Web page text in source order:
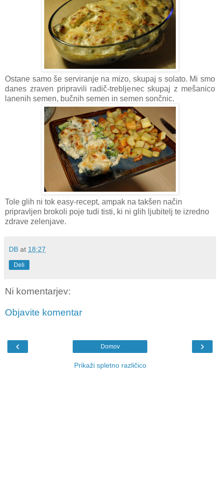
Ostane samo še serviranje na mizo, skupaj s solato. Mi smo
danes zraven pripravili radič-trebljenec skupaj z mešanico
lanenih semen, bučnih semen in semen sončnic.
Tole glih ni tok easy-recept, ampak na takšen način
pripravljen brokoli poje tudi tisti, ki ni glih ljubitelj te izredno
zdrave zelenjave.
DB at 18:27
Deli
Ni komentarjev:
Objavite komentar
‹ ›
Domov
Prikaži spletno različico